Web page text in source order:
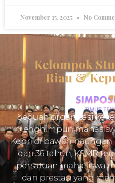
November 15, 2025 No
Kelompok
Riau &
Sebuah organisasi
menghimpun
Kepri di bawah naungan
dari 36 tahun, KSMR
persatuan mahasiswa
dan prestasi yang